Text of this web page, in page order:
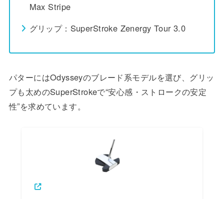
Max Stripe
グリップ：SuperStroke Zenergy Tour 3.0
パターにはOdysseyのブレード系モデルを選び、グリッ
プも太めのSuperStrokeで“安心感・ストロークの安定
性”を求めています。